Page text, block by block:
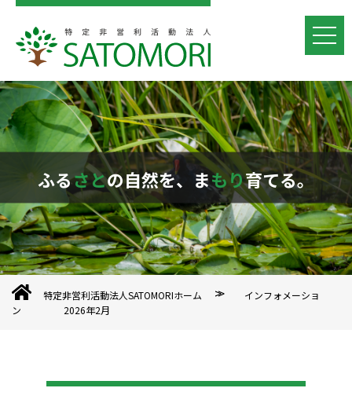
ふるさとの自然を、まもり育てる。
特定非営利活動法人SATOMORIホーム
インフォメーショ
ン
2026年2月